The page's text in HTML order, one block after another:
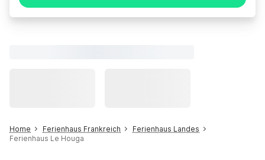
Home Ferienhaus Frankreich
Ferienhaus Landes
Ferienhaus Le Houga